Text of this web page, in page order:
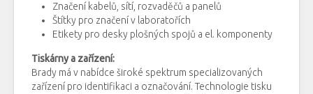
Značení kabelů, sítí, rozvaděčů a panelů
Štítky pro značení v laboratořích
Etikety pro desky plošných spojů a el. komponenty
Tiskárny a zařízení:
Brady má v nabídce široké spektrum specializovaných
zařízení pro identifikaci a označování. Technologie tisku